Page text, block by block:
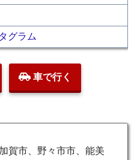
グラム
車で行く
賀市、野々市市、能美